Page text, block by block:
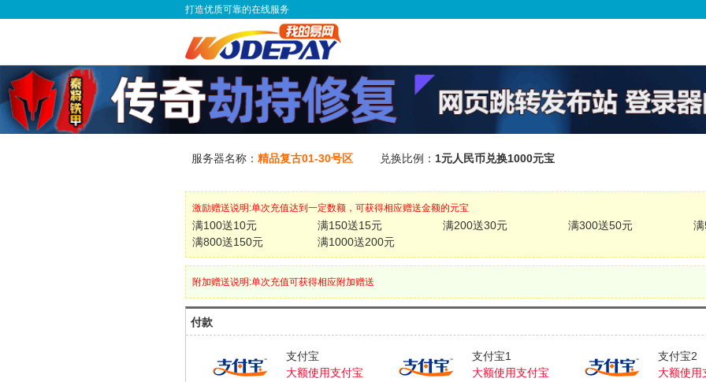
打造优质可靠的在线服务
服务器名称：精品复古01-30号区 兑换比例： 1元人民币兑换1000元宝
激励赠送说明:单次充值达到一定数额，可获得相应赠送金额的元宝
满100送10元 满150送15元 满200送30元 满300送50元
满800送150元
满1000送200元
附加赠送说明:单次充值可获得相应附加赠送
付款
支付宝
大额使用支付宝
支付宝1
大额使用支付宝
支付宝2
大额使用